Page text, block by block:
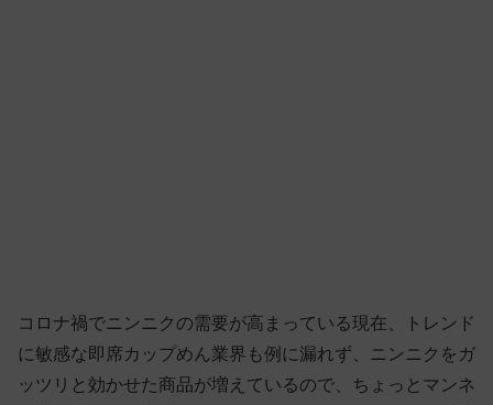
コロナ禍でニンニクの需要が高まっている現在、トレンド
に敏感な即席カップめん業界も例に漏れず、ニンニクをガ
ッツリと効かせた商品が増えているので、ちょっとマンネ